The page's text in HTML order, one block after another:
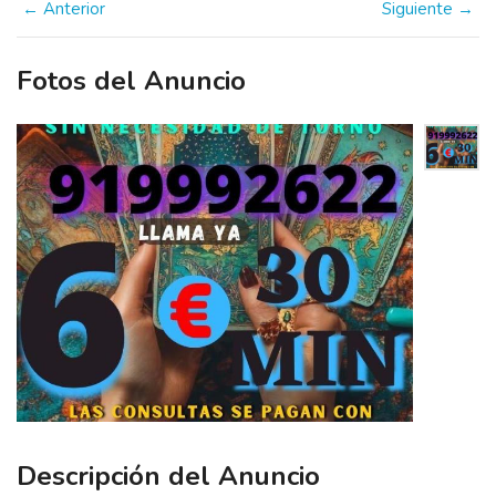
← Anterior Siguiente →
Fotos del Anuncio
Descripción del Anuncio